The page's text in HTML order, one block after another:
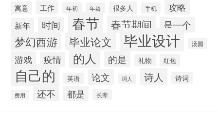
寓意 工作 年初 年龄 很多人 手机 攻略
新年 时间 春节 春节期间 是一个
梦幻西游 毕业论文 毕业设计 汤圆
游戏 疫情 的人 的是 礼物 红包
自己的 英语 论文 词人 诗人 诗词
费用 还不 都是 长辈